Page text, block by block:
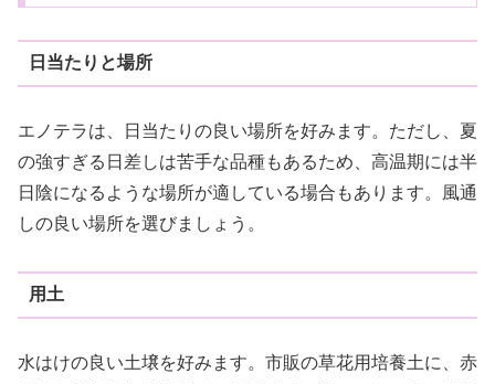
日当たりと場所
エノテラは、日当たりの良い場所を好みます。ただし、夏
の強すぎる日差しは苦手な品種もあるため、高温期には半
日陰になるような場所が適している場合もあります。風通
しの良い場所を選びましょう。
用土
水はけの良い土壌を好みます。市販の草花用培養土に、赤